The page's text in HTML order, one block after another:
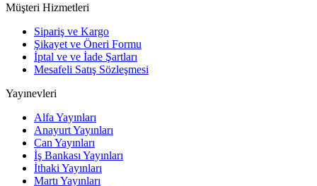
Müşteri Hizmetleri
Sipariş ve Kargo
Şikayet ve Öneri Formu
İptal ve ve İade Şartları
Mesafeli Satış Sözleşmesi
Yayınevleri
Alfa Yayınları
Anayurt Yayınları
Can Yayınları
İş Bankası Yayınları
İthaki Yayınları
Martı Yayınları